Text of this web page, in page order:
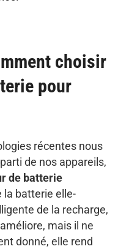
choisir
pour
récentes nous
de nos appareils,
de batterie
la batterie elle-
de la recharge,
mais il ne
donné, elle rend